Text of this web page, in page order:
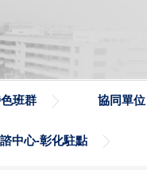
班群 協同單位
中心-彰化駐點